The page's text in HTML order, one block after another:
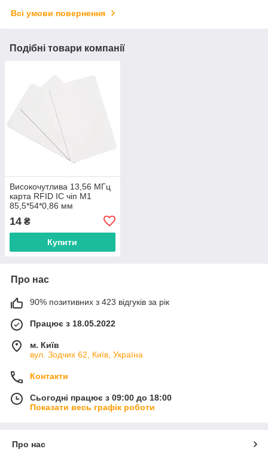
Всі умови повернення
Подібні товари компанії
Високочутлива 13,56 МГц
карта RFID IC чіп M1
85,5*54*0,86 мм
14 ₴
Купити
Про нас
90% позитивних з 423 відгуків за рік
Працює з 18.05.2022
м. Київ
вул. Зодчих 62, Київ, Україна
Контакти
Сьогодні працює з 09:00 до 18:00
Показати весь графік роботи
Про нас